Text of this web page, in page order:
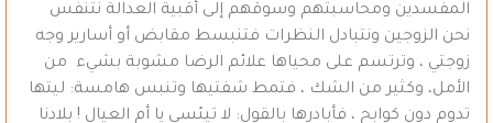
المفسدين ومحاسبتهم وسوقهم إلى أقبية العدالة نتنفس
نحن الزوجين ونتبادل النظرات فتنبسط مقابض أو أسارير وجه
زوجتي ، وترتسم على محياها علائم الرضا مشوبة بشيء من
الأمل، وكثير من الشك ، فتمط شفتيها وتنبس هامسة: ليتها
تدوم دون كوابح ، فأبادرها بالقول: لا تيئسي يا أم العيال ! بلادنا